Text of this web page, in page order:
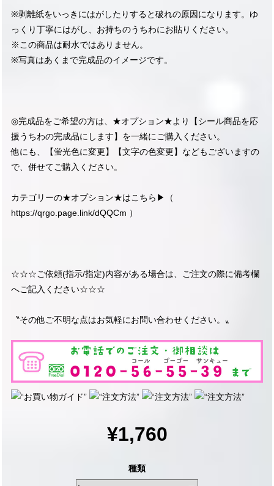
※剥離紙をいっきにはがしたりすると破れの原因になります。ゆ
っくり丁寧にはがし、お持ちのうちわにお貼りください。
※この商品は耐水ではありません。
※写真はあくまで完成品のイメージです。
◎完成品をご希望の方は、★オプション★より【シール商品を応
援うちわの完成品にします】を一緒にご購入ください。
他にも、【蛍光色に変更】【文字の色変更】などもございますの
で、併せてご購入ください。
カテゴリーの★オプション★はこちら▶︎（
https://qrgo.page.link/dQQCm ）
☆☆☆ご依頼(指示/指定)内容がある場合は、ご注文の際に備考欄
へご記入ください☆☆☆
〝その他ご不明な点はお気軽にお問い合わせください。〟
¥1,760
種類